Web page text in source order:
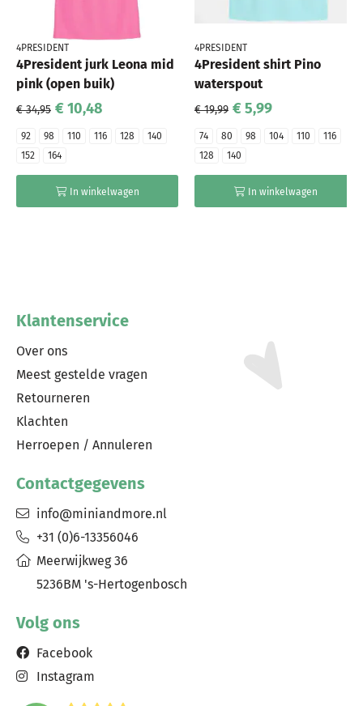
4PRESIDENT
4President jurk Leona mid
pink (open buik)
€ 34,95 € 10,48
92 98 110 116 128
140
152
164
In winkelwagen
4PRESIDENT
4President shirt Pino
waterspout
€ 19,99 € 5,99
74 80 98 104 110
116
128
140
In winkelwagen
Klantenservice
Over ons
Meest gestelde vragen
Retourneren
Klachten
Herroepen / Annuleren
Contactgegevens
info@miniandmore.nl
+31 (0)6-13356046
Meerwijkweg 36
5236BM 's-Hertogenbosch
Volg ons
Facebook
Instagram